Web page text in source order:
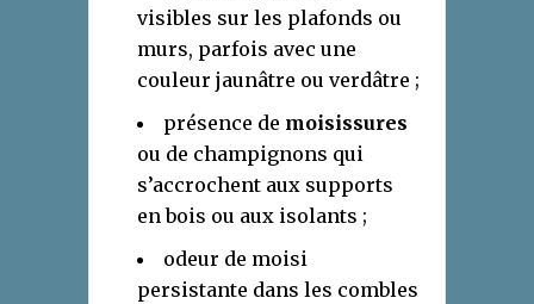
visibles sur les plafonds ou
murs, parfois avec une
couleur jaunâtre ou verdâtre ;
présence de moisissures
ou de champignons qui
s’accrochent aux supports
en bois ou aux isolants ;
odeur de moisi
persistante dans les combles